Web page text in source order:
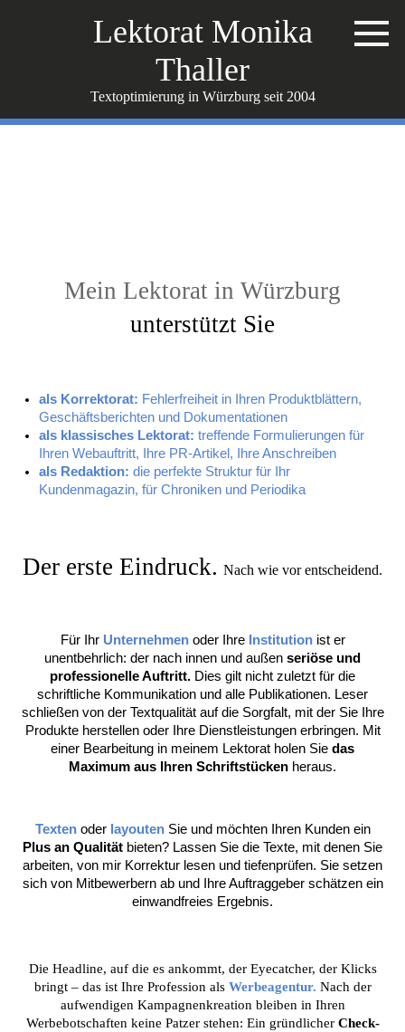
Lektorat Monika
Thaller
Textoptimierung in Würzburg seit 2004
Mein Lektorat in Würzburg
unterstützt Sie
als Korrektorat: Fehlerfreiheit in Ihren Produktblättern,
Geschäftsberichten und Dokumentationen
als klassisches Lektorat: treffende Formulierungen für
Ihren Webauftritt, Ihre PR-Artikel, Ihre Anschreiben
als Redaktion: die perfekte Struktur für Ihr
Kundenmagazin, für Chroniken und Periodika
Der erste Eindruck. Nach wie vor entscheidend.
Für Ihr Unternehmenoder Ihre Institutionist er
unentbehrlich: der nach innen und außen seriöse und
professionelle Auftritt. Dies gilt nicht zuletzt für die
schriftliche Kommunikation und alle Publikationen. Leser
schließen von der Textqualität auf die Sorgfalt, mit der Sie Ihre
Produkte herstellen oder Ihre Dienstleistungen erbringen. Mit
einer Bearbeitung in meinem Lektorat holen Sie das
Maximum aus Ihren Schriftstücken heraus.
Textenoder layoutenSie und möchten Ihren Kunden ein
Plus an Qualität bieten? Lassen Sie die Texte, mit denen Sie
arbeiten, von mir Korrektur lesen und tiefenprüfen. Sie setzen
sich von Mitbewerbern ab und Ihre Auftraggeber schätzen ein
einwandfreies Ergebnis.
Die Headline, auf die es ankommt, der Eyecatcher, der Klicks
bringt – das ist Ihre Profession als Werbeagentur. Nach der
aufwendigen Kampagnenkreation bleiben in Ihren
Werbebotschaften keine Patzer stehen: Ein gründlicher Check-